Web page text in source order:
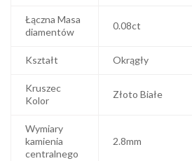
Łączna Masa
diamentów
0.08ct
Kształt Okrągły
Kruszec
Kolor
Złoto Białe
Wymiary
kamienia
centralnego
2.8mm